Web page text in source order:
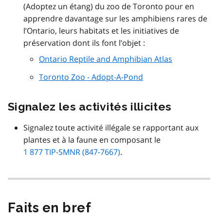
(Adoptez un étang) du zoo de Toronto pour en
apprendre davantage sur les amphibiens rares de
l’Ontario, leurs habitats et les initiatives de
préservation dont ils font l’objet :
Ontario Reptile and Amphibian Atlas
Toronto Zoo - Adopt-A-Pond
Signalez les activités illicites
Signalez toute activité illégale se rapportant aux
plantes et à la faune en composant le
1 877 TIP-SMNR (847-7667).
Faits en bref